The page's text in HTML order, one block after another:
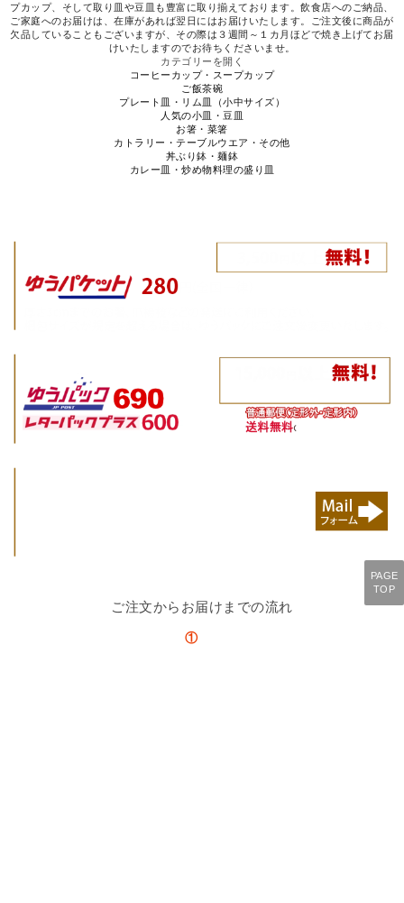
プカップ、そして取り皿や豆皿も豊富に取り揃えております。飲食店へのご納品、
ご家庭へのお届けは、在庫があれば翌日にはお届けいたします。ご注文後に商品が
欠品していることもございますが、その際は３週間～１カ月ほどで焼き上げてお届
けいたしますのでお待ちくださいませ。
カテゴリーを開く
コーヒーカップ・スープカップ
ご飯茶碗
プレート皿・リム皿（小中サイズ）
人気の小皿・豆皿
お箸・菜箸
カトラリー・テーブルウエア・その他
丼ぶり鉢・麺鉢
カレー皿・炒め物料理の盛り皿
ご注文からお届けまでの流れ
①注文
PAGE
TOP